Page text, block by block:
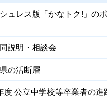
ュレス版「かなトク!」の
説明・相談会
の活断層
度 公立中学校等卒業者の進